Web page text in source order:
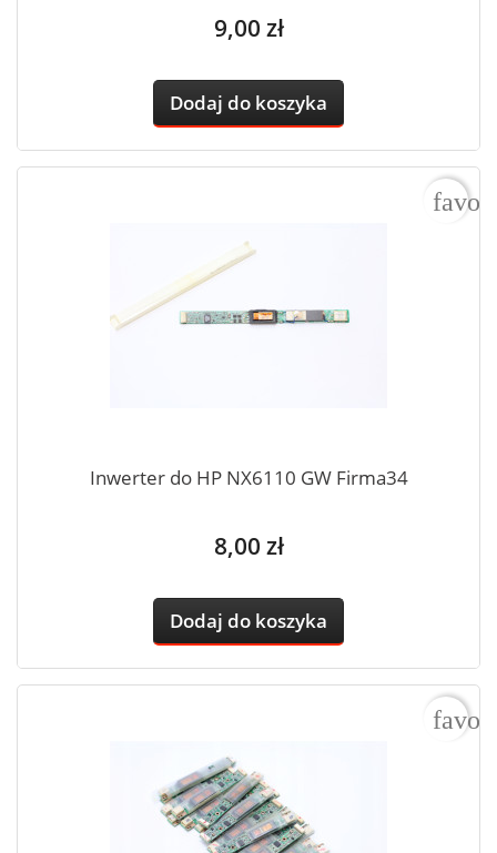
Cena
9,00 zł
Dodaj do koszyka
Inwerter do HP NX6110 GW Firma34
Cena
8,00 zł
Dodaj do koszyka